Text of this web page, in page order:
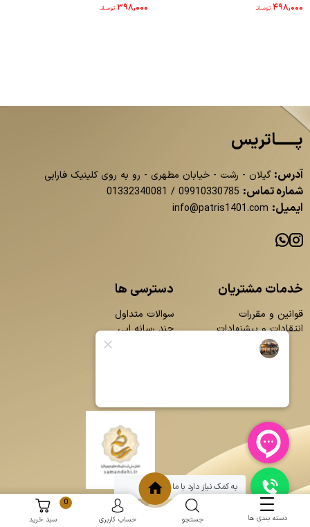
۴۹۸,۰۰۰ تومــانـ ۳۹۸,۰۰۰ تومــانـ
پــــــاتریس
آدرس: گیلان - رشت - خیابان مطهری - رو به روی کلینیک فارابی
شماره تماس: 09910330785
/
01332340081
ایمیل: info@patris1401.com
خدمات مشتریان
قوانین و مقررات
انتقادات و پیشنهادات
دسترسی ها
سوالات متداول
چند رسانه ایی
دسته بندی ها جستجو حساب کاربری
0
سبد خرید
به کمک نیاز دارد با ما چت کنید